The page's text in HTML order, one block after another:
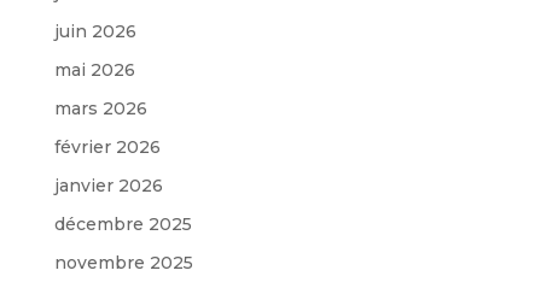
juin 2026
mai 2026
mars 2026
février 2026
janvier 2026
décembre 2025
novembre 2025